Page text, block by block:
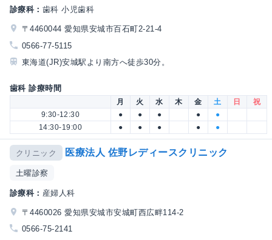
診療科： 歯科 小児歯科
〒4460044 愛知県安城市百石町2-21-4
0566-77-5115
東海道(JR)安城駅より南方へ徒歩30分。
歯科 診療時間
月 火 水 木 金 土 日
祝
9:30-12:30
● ● ● ●
●
14:30-19:00
● ● ● ● ●
クリニック 医療法人 佐野レディースクリニック
土曜診察
診療科： 産婦人科
〒4460026 愛知県安城市安城町西広畔114-2
0566-75-2141